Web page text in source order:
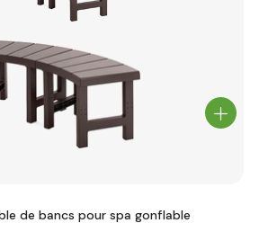
de bancs pour spa gonflable